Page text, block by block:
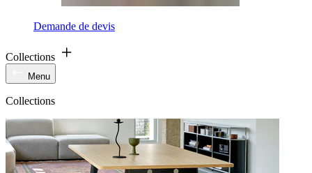
Demande de devis
Collections
Menu
Collections